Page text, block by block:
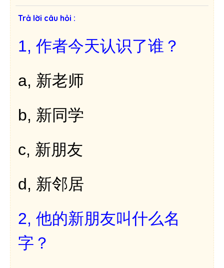
Trả lời câu hỏi :
1, 作者今天认识了谁？
a, 新老师
b, 新同学
c, 新朋友
d, 新邻居
2, 他的新朋友叫什么名
字？